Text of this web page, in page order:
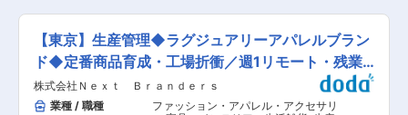
職採用を予定しております。 ■仕事の魅力 ・実
力主義の評価制度（改善・貢献度が給与と役職に
直結） ・繁忙期／閑散期が明確でメリハリのある
働き方 変更の範囲：会社の定める業務
開する当社にて生産管理としてご活躍いただきま
す。 ■業務内容： スポーツ、ワークウェア等の
各種ニット製品全般の受注管理／受注処理 ・生産
指図、進捗管理、納期管理 ・スポーツ、アパレル
メーカーとの受注／企画／打合せ（OEM先との打
合せ） など ※将来的には、原材料の受発注管理
から工場の選定、指図、コスト／納期管理等の業
【東京】生産管理◆ラグジュアリーアパレルブラン
ド◆定番商品育成・工場折衝／週1リモート・残業
20h程
株式会社Ｎｅｘｔ Ｂｒａｎｄｅｒｓ
業種 / 職種
ファッション・アパレル・アクセサリ